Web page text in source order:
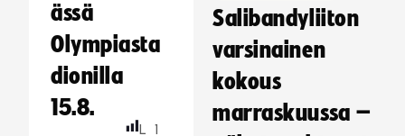
ässä
Olympiasta
dionilla
15.8.
L 1
Salibandyliiton
varsinainen
kokous
marraskuussa –